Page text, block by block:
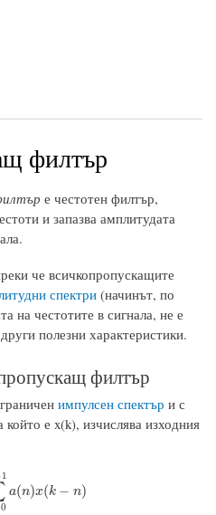
филтър
е честотен филтър,
и запазва амплитудата
че всичкопропускащите
спектри (начинът, по
на честотите в сигнала, не е
полезни характеристики.
филтър
импулсен спектър и с
е x(k), изчислява изходния
0
1
a(n)x(k − n)
N−1a(n)x( k− n)